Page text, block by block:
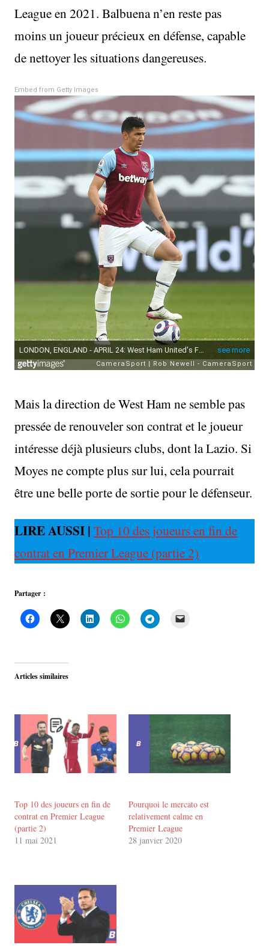
League en 2021. Balbuena n’en reste pas
moins un joueur précieux en défense, capable
de nettoyer les situations dangereuses.
Embed from Getty Images
Mais la direction de West Ham ne semble pas
pressée de renouveler son contrat et le joueur
intéresse déjà plusieurs clubs, dont la Lazio. Si
Moyes ne compte plus sur lui, cela pourrait
être une belle porte de sortie pour le défenseur.
LIRE AUSSI | Top 10 des joueurs en fin de
contrat en Premier League (partie 2)
Partager :
Articles similaires
Top 10 des joueurs en fin de
contrat en Premier League
(partie 2)
11 mai 2021
Pourquoi le mercato est
relativement calme en
Premier League
28 janvier 2020